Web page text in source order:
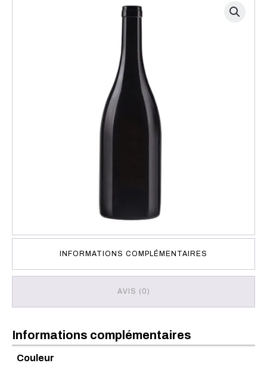
INFORMATIONS COMPLÉMENTAIRES
AVIS (0)
Informations complémentaires
Couleur